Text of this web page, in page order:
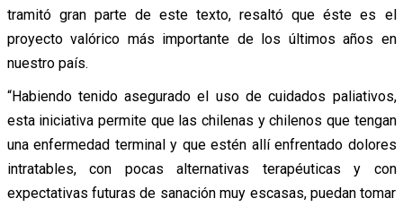
tramitó gran parte de este texto, resaltó que éste es el
proyecto valórico más importante de los últimos años en
nuestro país.
“Habiendo tenido asegurado el uso de cuidados paliativos,
esta iniciativa permite que las chilenas y chilenos que tengan
una enfermedad terminal y que estén allí enfrentado dolores
intratables, con pocas alternativas terapéuticas y con
expectativas futuras de sanación muy escasas, puedan tomar